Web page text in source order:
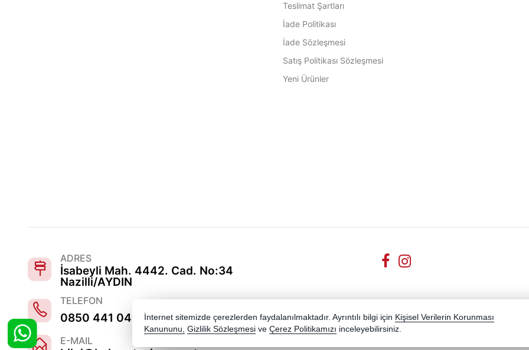
Teslimat Şartları
İade Politikası
İade Sözleşmesi
Satış Politikası Sözleşmesi
Yeni Ürünler
ADRES
İsabeyli Mah. 4442. Cad. No:34
Nazilli/AYDIN
TELEFON
0850 441 0486
E-MAIL
İnternet sitemizde çerezlerden faydalanılmaktadır. Ayrıntılı bilgi için Kişisel Verilerin Korunması
Kanununu, Gizlilik Sözleşmesi ve Çerez Politikamızı inceleyebilirsiniz.